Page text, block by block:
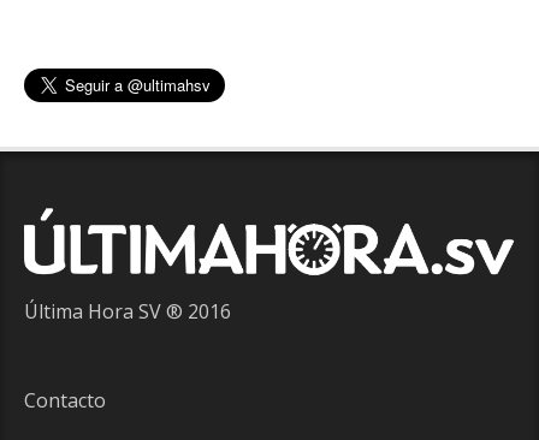
Última Hora SV ® 2016
Contacto